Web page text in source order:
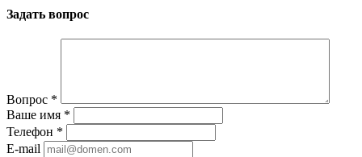
Задать вопрос
Вопрос *
Ваше имя *
Телефон *
E-mail